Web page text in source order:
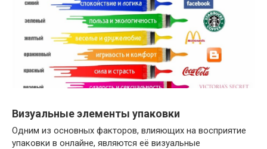
Визуальные элементы упаковки
Одним из основных факторов, влияющих на восприятие
упаковки в онлайне, являются её визуальные